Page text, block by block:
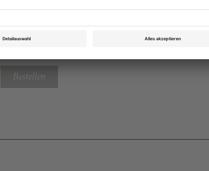
Opernwelt Jahrbuch 2011
Rubrik: Bilanz, Seite 104
Bestellen